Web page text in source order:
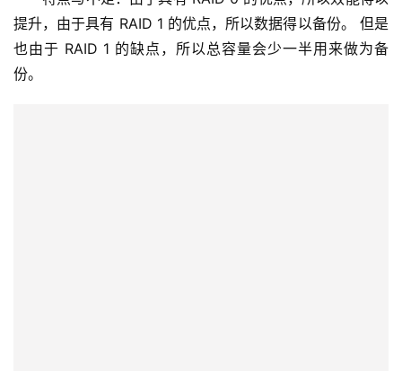
提升，由于具有 RAID 1 的优点，所以数据得以备份。 但是
也由于 RAID 1 的缺点，所以总容量会少一半用来做为备
份。